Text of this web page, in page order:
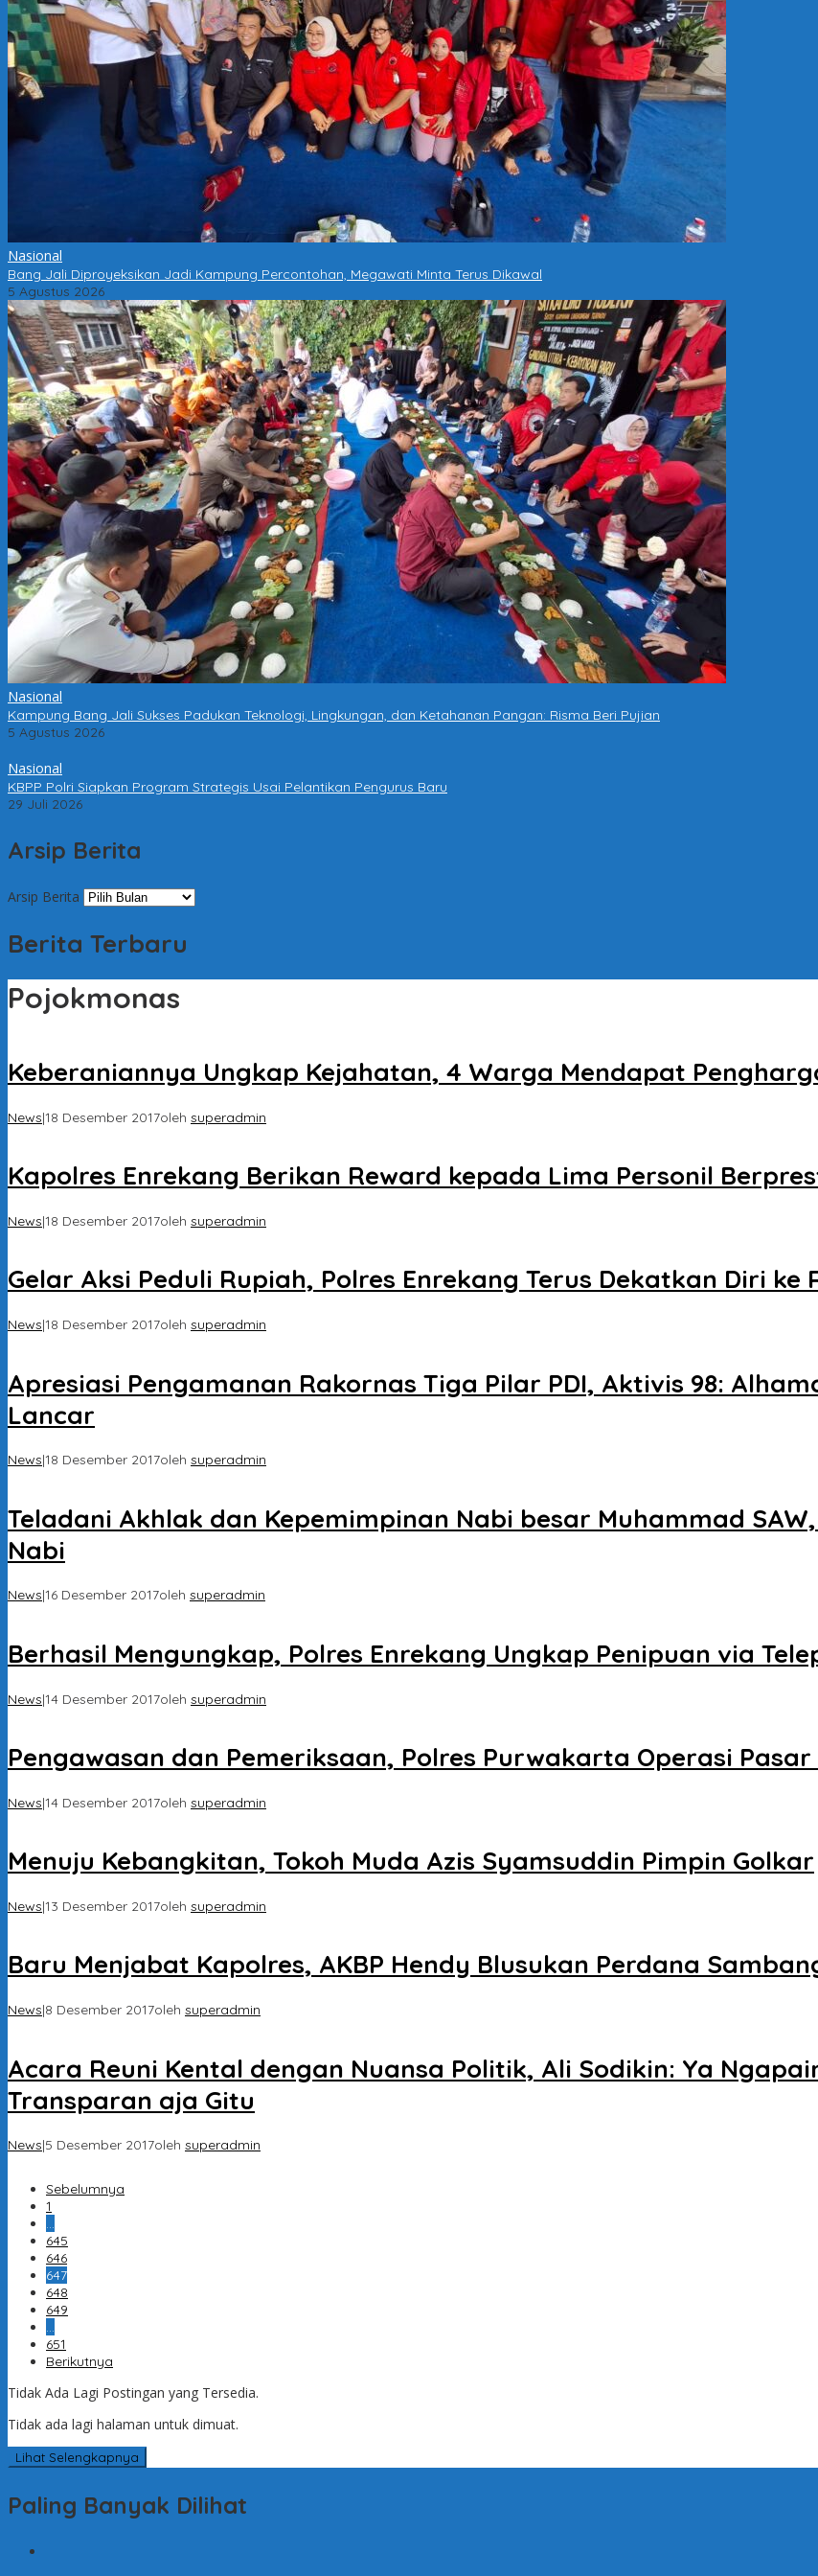
Nasional
Bang Jali Diproyeksikan Jadi Kampung Percontohan, Megawati Minta Terus Dikawal
5 Agustus 2026
Nasional
Kampung Bang Jali Sukses Padukan Teknologi, Lingkungan, dan Ketahanan Pangan: Risma Beri Pujian
5 Agustus 2026
Nasional
KBPP Polri Siapkan Program Strategis Usai Pelantikan Pengurus Baru
29 Juli 2026
Arsip Berita
Arsip Berita
Berita Terbaru
Pojokmonas
Keberaniannya Ungkap Kejahatan, 4 Warga Mendapat
News|18 Desember 2017oleh superadmin
Kapolres Enrekang Berikan Reward kepada Lima Personil
News|18 Desember 2017oleh superadmin
Gelar Aksi Peduli Rupiah, Polres Enrekang Terus Dekatkan Diri ke
News|18 Desember 2017oleh superadmin
Apresiasi Pengamanan Rakornas Tiga Pilar PDI, Aktivis 98:
Lancar
News|18 Desember 2017oleh superadmin
Teladani Akhlak dan Kepemimpinan Nabi besar Muhammad
Nabi
News|16 Desember 2017oleh superadmin
Berhasil Mengungkap, Polres Enrekang Ungkap Penipuan via
News|14 Desember 2017oleh superadmin
Pengawasan dan Pemeriksaan, Polres Purwakarta Operasi
News|14 Desember 2017oleh superadmin
Menuju Kebangkitan, Tokoh Muda Azis Syamsuddin Pimpin Golkar
News|13 Desember 2017oleh superadmin
Baru Menjabat Kapolres, AKBP Hendy Blusukan Perdana
News|8 Desember 2017oleh superadmin
Acara Reuni Kental dengan Nuansa Politik, Ali Sodikin: Ya
Transparan aja Gitu
News|5 Desember 2017oleh superadmin
Sebelumnya
1
…
645
646
647
648
649
…
651
Berikutnya
Tidak Ada Lagi Postingan yang Tersedia.
Tidak ada lagi halaman untuk dimuat.
Lihat Selengkapnya
Paling Banyak Dilihat